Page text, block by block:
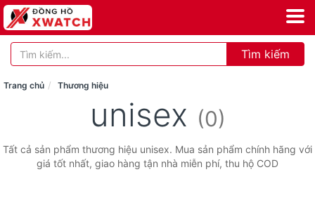
Tìm kiếm
Trang chủ Thương hiệu
unisex (0)
Tất cả sản phẩm thương hiệu unisex. Mua sản phẩm chính hãng với
giá tốt nhất, giao hàng tận nhà miễn phí, thu hộ COD